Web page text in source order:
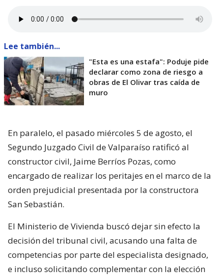
Lee también...
"Esta es una estafa": Poduje pide
declarar como zona de riesgo a
obras de El Olivar tras caída de
muro
En paralelo, el pasado miércoles 5 de agosto, el
Segundo Juzgado Civil de Valparaíso ratificó al
constructor civil, Jaime Berríos Pozas, como
encargado de realizar los peritajes en el marco de la
orden prejudicial presentada por la constructora
San Sebastián.
El Ministerio de Vivienda buscó dejar sin efecto la
decisión del tribunal civil, acusando una falta de
competencias por parte del especialista designado,
e incluso solicitando complementar con la elección